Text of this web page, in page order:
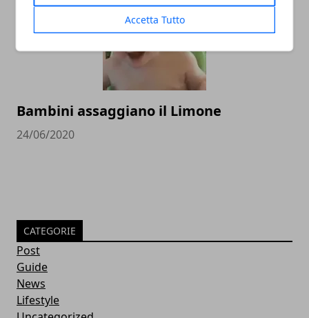
Accetta Tutto
Bambini assaggiano il Limone
24/06/2020
CATEGORIE
Post
Guide
News
Lifestyle